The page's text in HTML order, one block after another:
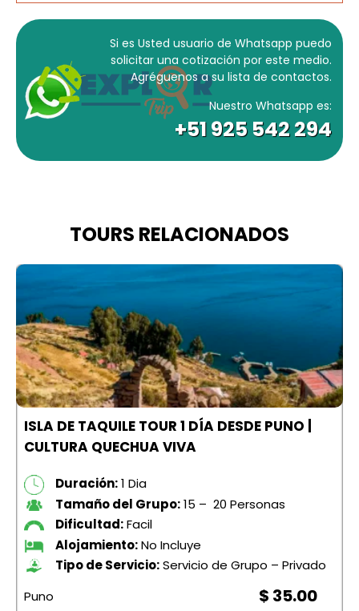
Si es Usted usuario de Whatsapp puedo
solicitar una cotización por este medio.
Agréguenos a su lista de contactos.
Nuestro Whatsapp es:
+51 925 542 294
TOURS RELACIONADOS
ISLA DE TAQUILE TOUR 1 DÍA DESDE PUNO |
CULTURA QUECHUA VIVA
Duración:1 Dia
Tamaño del Grupo:15 – 20 Personas
Dificultad:Facil
Alojamiento:No Incluye
Tipo de Servicio:Servicio de Grupo – Privado
Puno
$ 35.00